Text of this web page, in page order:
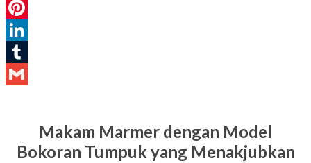
WhatsApp
Pinterest
LinkedIn
Tumblr
Makam Marmer dengan Model
Bokoran Tumpuk yang Menakjubkan